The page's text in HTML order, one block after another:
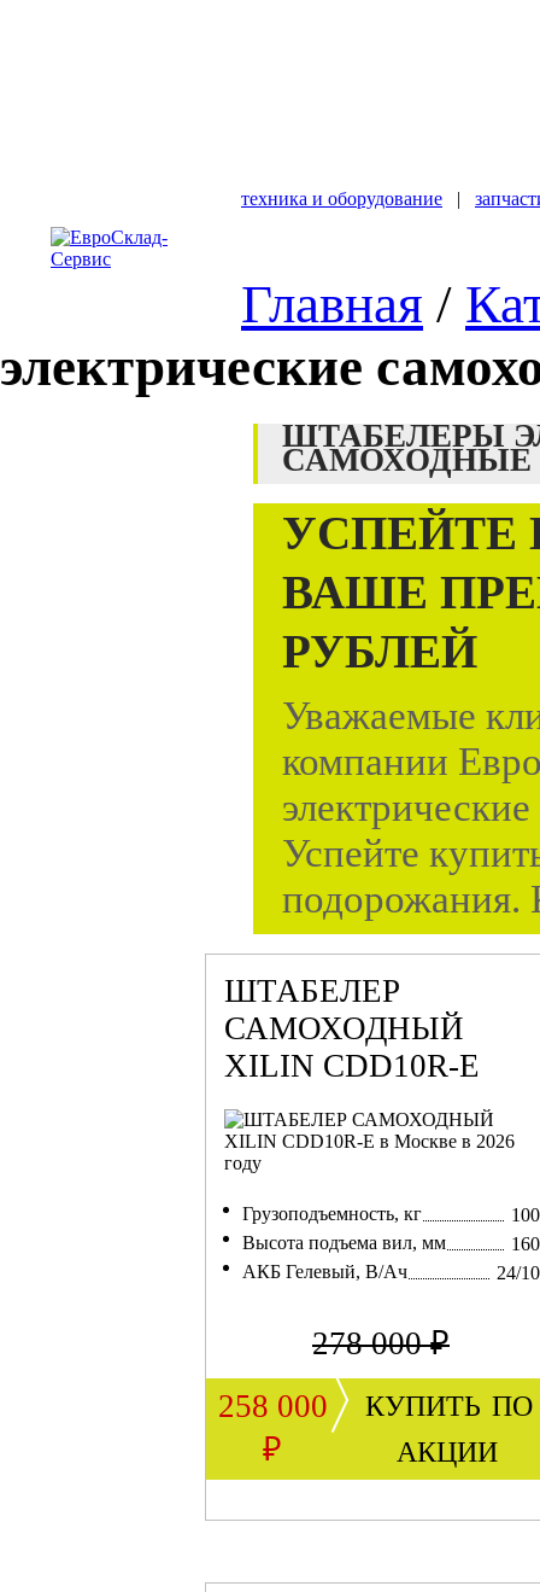
техника и оборудование |
Главная /
электрические
ШТАБЕЛЕРЫ
САМОХОДНЫЕ
УСПЕЙТЕ
ВАШЕ
РУБЛЕЙ
Уважаемые
компании
Успейте
подорожания.
ШТАБЕЛЕР
САМОХОДНЫЙ
XILIN CDD10R-E
Грузоподъемность, кг
Высота подъема вил, мм
АКБ Гелевый, В/Ач
24/
278 000 ₽
258 000
₽
купить по
акции